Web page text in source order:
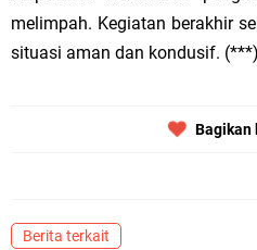
melimpah. Kegiatan berakhir
situasi aman dan kondusif. (***)
Bagikan
Berita terkait